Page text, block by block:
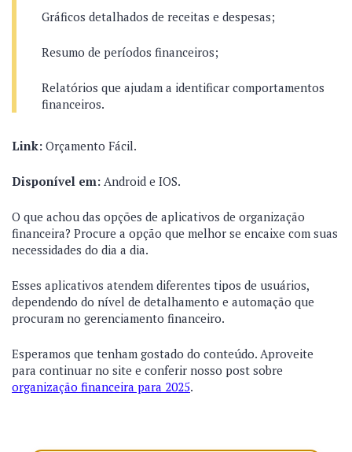
Gráficos detalhados de receitas e despesas;
Resumo de períodos financeiros;
Relatórios que ajudam a identificar comportamentos
financeiros.
Link: Orçamento Fácil.
Disponível em: Android e IOS.
O que achou das opções de aplicativos de organização
financeira? Procure a opção que melhor se encaixe com suas
necessidades do dia a dia.
Esses aplicativos atendem diferentes tipos de usuários,
dependendo do nível de detalhamento e automação que
procuram no gerenciamento financeiro.
Esperamos que tenham gostado do conteúdo. Aproveite
para continuar no site e conferir nosso post sobre
organização financeira para 2025.